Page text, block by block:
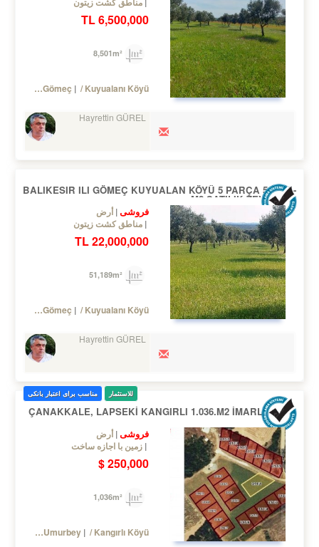
6,500,000 TL
Turkey Balıkesir / Gömeç / Kuyualanı Köyü
Hayrettin GÜREL
BALIKESIR ILI GÖMEÇ KUYUALAN KÖYÜ 5 PARÇA 51.200.-
M2 SATILIK ZEYTİNLİK
فروشی أرض
مناطق کشت زیتون
22,000,000 TL
Turkey Balıkesir / Gömeç / Kuyualanı Köyü
Hayrettin GÜREL
للاستثمار مناسب برای اعتبار بانکی
ÇANAKKALE, LAPSEKİ KANGIRLI 1.036.M2 İMARLI ARSA
فروشی أرض
زمین با اجازه ساخت
250,000 $
Lapseki / Umurbey / Kangırlı Köyü